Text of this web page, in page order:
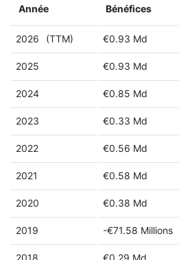
Année Bénéfices
2026 (TTM) €0.93 Md
2025 €0.93 Md
2024 €0.85 Md
2023 €0.33 Md
2022 €0.56 Md
2021 €0.58 Md
2020 €0.38 Md
2019 -€71.58 Millions
2018 €0.29 Md